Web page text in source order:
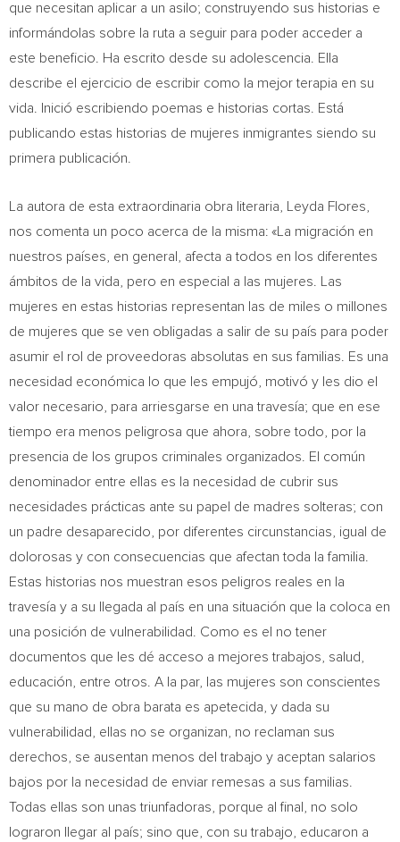
que necesitan aplicar a un asilo; construyendo sus historias e
informándolas sobre la ruta a seguir para poder acceder a
este beneficio. Ha escrito desde su adolescencia. Ella
describe el ejercicio de escribir como la mejor terapia en su
vida. Inició escribiendo poemas e historias cortas. Está
publicando estas historias de mujeres inmigrantes siendo su
primera publicación.
La autora de esta extraordinaria obra literaria, Leyda Flores
nos comenta un poco acerca de la misma: «La migración en
nuestros países, en general, afecta a todos en los diferentes
ámbitos de la vida, pero en especial a las mujeres. Las
mujeres en estas historias representan las de miles o millones
de mujeres que se ven obligadas a salir de su país para poder
asumir el rol de proveedoras absolutas en sus familias. Es una
necesidad económica lo que les empujó, motivó y les dio el
valor necesario, para arriesgarse en una travesía; que en ese
tiempo era menos peligrosa que ahora, sobre todo, por la
presencia de los grupos criminales organizados. El común
denominador entre ellas es la necesidad de cubrir sus
necesidades prácticas ante su papel de madres solteras; con
un padre desaparecido, por diferentes circunstancias, igual de
dolorosas y con consecuencias que afectan toda la familia.
Estas historias nos muestran esos peligros reales en la
travesía y a su llegada al país en una situación que la coloca en
una posición de vulnerabilidad. Como es el no tener
documentos que les dé acceso a mejores trabajos, salud,
educación, entre otros. A la par, las mujeres son conscientes
que su mano de obra barata es apetecida, y dada su
vulnerabilidad, ellas no se organizan, no reclaman sus
derechos, se ausentan menos del trabajo y aceptan salarios
bajos por la necesidad de enviar remesas a sus familias.
Todas ellas son unas triunfadoras, porque al final, no solo
lograron llegar al país; sino que, con su trabajo, educaron a